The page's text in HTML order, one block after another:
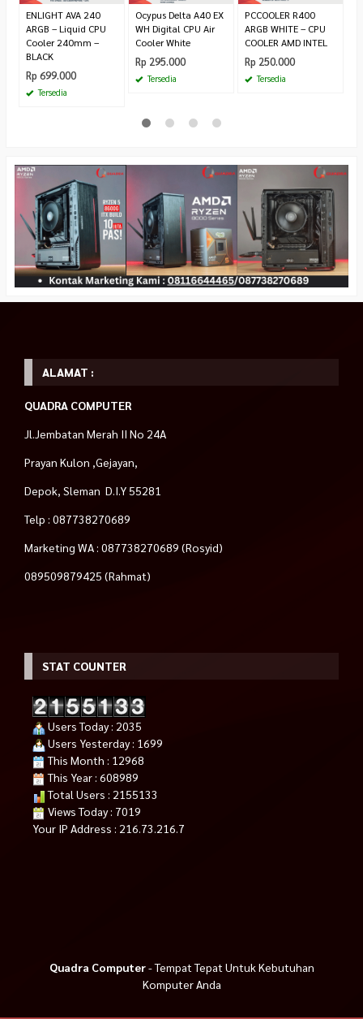
ENLIGHT AVA 240
ARGB – Liquid CPU
Cooler 240mm –
BLACK
Rp 699.000
Tersedia
Ocypus Delta A40 EX
WH Digital CPU Air
Cooler White
Rp 295.000
Tersedia
PCCOOLER R400
ARGB WHITE – CPU
COOLER AMD INTEL
Rp 250.000
Tersedia
ALAMAT :
QUADRA COMPUTER
Jl.Jembatan Merah II No 24A
Prayan Kulon ,Gejayan,
Depok, Sleman D.I.Y 55281
Telp : 087738270689
Marketing WA : 087738270689 (Rosyid)
089509879425 (Rahmat)
STAT COUNTER
Users Today : 2035
Users Yesterday : 1699
This Month : 12968
This Year : 608989
Total Users : 2155133
Views Today : 7019
Your IP Address : 216.73.216.7
Quadra Computer- Tempat Tepat Untuk Kebutuhan
Komputer Anda